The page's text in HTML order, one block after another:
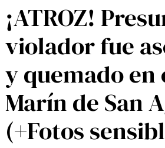
¡ATROZ!
violador fue
y quemado en
Marín de San
(+Fotos